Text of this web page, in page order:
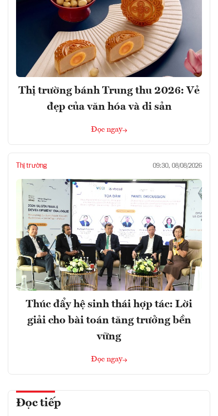
Thị trường bánh Trung thu 2026: Vẻ
đẹp của văn hóa và di sản
Đọc ngay
Thị trường 09:30, 08/08/2026
Thúc đẩy hệ sinh thái hợp tác: Lời
giải cho bài toán tăng trưởng bền
vững
Đọc ngay
Đọc tiếp